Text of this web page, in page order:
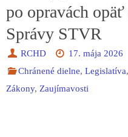
po opravách
Správy STVR
RCHD
17. mája 2026
Chránené dielne,Legislatíva
Zákony, Zaujímavosti